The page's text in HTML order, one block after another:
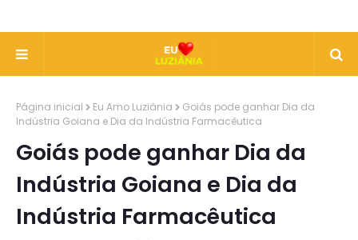
Página inicial Eu Amo Luziânia
Goiás pode ganhar Dia da
Indústria Goiana e Dia da Indústria Farmacêutica
Goiás pode ganhar Dia da
Indústria Goiana e Dia da
Indústria Farmacêutica